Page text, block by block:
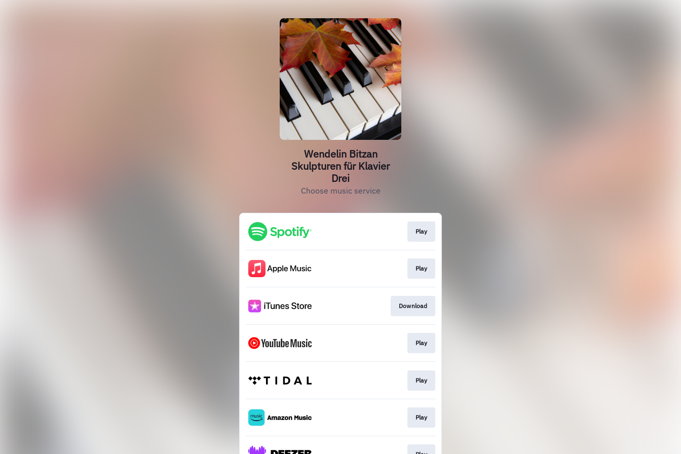
Wendelin Bitzan
Skulpturen für Klavier
Drei
Choose music service
Play
Play
Download
Play
Play
Play